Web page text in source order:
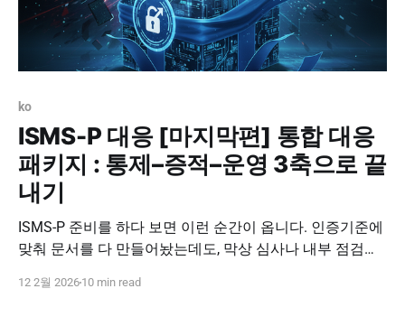
ko
ISMS-P 대응 [마지막편] 통합 대응
패키지 : 통제–증적–운영 3축으로 끝
내기
ISMS-P 준비를 하다 보면 이런 순간이 옵니다. 인증기준에
맞춰 문서를 다 만들어놨는데도, 막상 심사나 내부 점검에
하나요?”, “암호화는 어디까지 적용되어 있나요?”, “접속기
12 2월 2026 10 min read